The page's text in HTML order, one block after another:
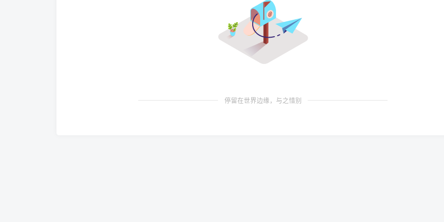
停留在世界边缘，与之惜别